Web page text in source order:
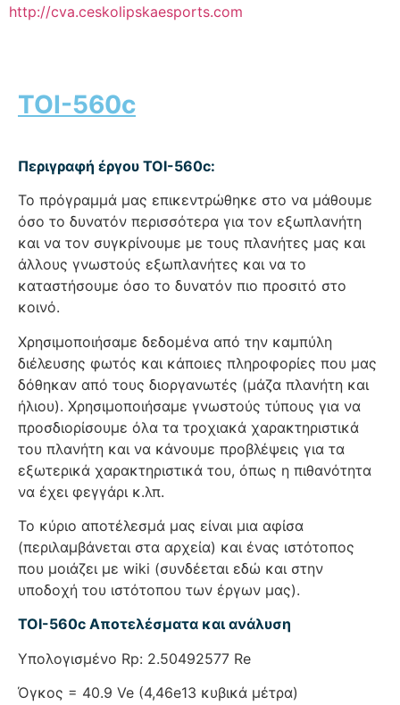
http://cva.ceskolipskaesports.com
TOI-560c
Περιγραφή έργου TOI-560c:
Το πρόγραμμά μας επικεντρώθηκε στο να μάθουμε
όσο το δυνατόν περισσότερα για τον εξωπλανήτη
και να τον συγκρίνουμε με τους πλανήτες μας και
άλλους γνωστούς εξωπλανήτες και να το
καταστήσουμε όσο το δυνατόν πιο προσιτό στο
κοινό.
Χρησιμοποιήσαμε δεδομένα από την καμπύλη
διέλευσης φωτός και κάποιες πληροφορίες που μας
δόθηκαν από τους διοργανωτές (μάζα πλανήτη και
ήλιου). Χρησιμοποιήσαμε γνωστούς τύπους για να
προσδιορίσουμε όλα τα τροχιακά χαρακτηριστικά
του πλανήτη και να κάνουμε προβλέψεις για τα
εξωτερικά χαρακτηριστικά του, όπως η πιθανότητα
να έχει φεγγάρι κ.λπ.
Το κύριο αποτέλεσμά μας είναι μια αφίσα
(περιλαμβάνεται στα αρχεία) και ένας ιστότοπος
που μοιάζει με wiki (συνδέεται εδώ και στην
υποδοχή του ιστότοπου των έργων μας).
TOI-560c Αποτελέσματα και ανάλυση
Υπολογισμένο Rp: 2.50492577 Re
Όγκος = 40.9 Ve (4,46e13 κυβικά μέτρα)